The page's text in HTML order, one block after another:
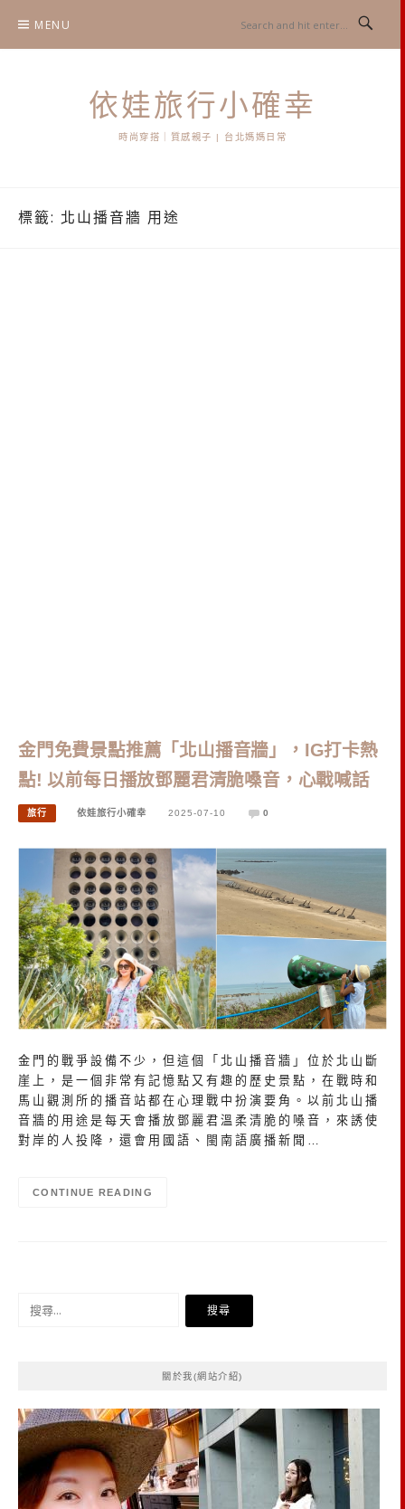
content
MENU
依娃旅行小確幸
時尚穿搭｜質感親子 | 台北媽媽日常
標籤: 北山播音牆 用途
金門免費景點推薦「北山播音牆」，IG打卡熱
點! 以前每日播放鄧麗君清脆嗓音，心戰喊話
旅行 依娃旅行小確幸 2025-07-10 0
金門的戰爭設備不少，但這個「北山播音牆」位於北山斷
崖上，是一個非常有記憶點又有趣的歷史景點，在戰時和
馬山觀測所的播音站都在心理戰中扮演要角。以前北山播
音牆的用途是每天會播放鄧麗君溫柔清脆的嗓音，來誘使
對岸的人投降，還會用國語、閩南語廣播新聞…
CONTINUE READING
關於我(網站介紹)